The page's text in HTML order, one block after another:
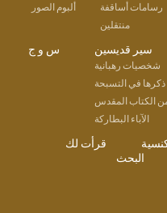
رسامات أساقفة
منتقلين
ألبوم الصور
سير قديسين
شخصيات رهبانية
في التسبحة
الكتاب المقدس
الآباء البطاركة
س و ج
قرأت لك
البحث